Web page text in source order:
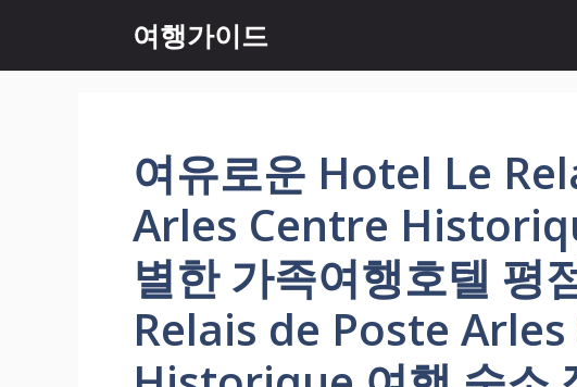
츠
여행가이드
여유로운 Hotel Le
Arles Centre
별한 가족여행호텔 평
Relais de Poste